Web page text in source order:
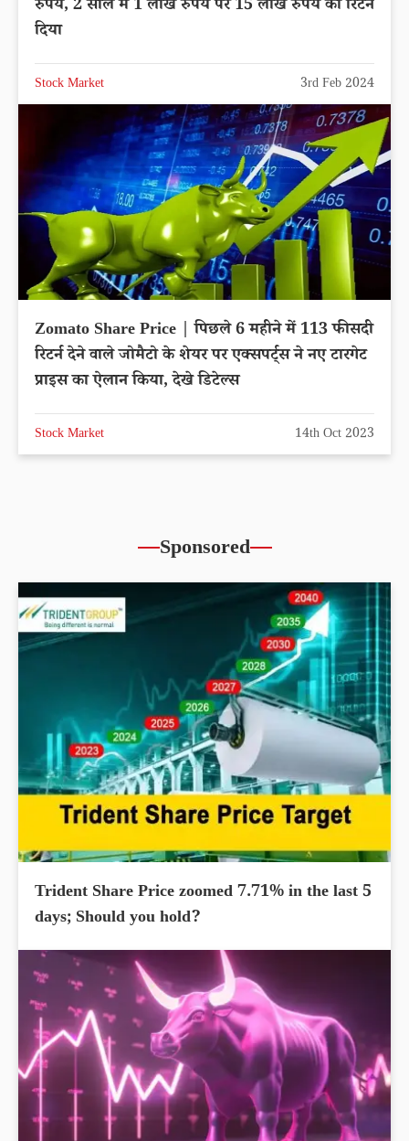
रुपये, 2 साल में 1 लाख रुपये पर 15 लाख रुपये का रिटर्न
दिया
Stock Market 3rd Feb 2024
Zomato Share Price | पिछले 6 महीने में 113 फीसदी
रिटर्न देने वाले जोमैटो के शेयर पर एक्सपर्ट्स ने नए टारगेट
प्राइस का ऐलान किया, देखे डिटेल्स
Stock Market 14th Oct 2023
Sponsored
Trident Share Price zoomed 7.71% in the last 5
days; Should you hold?